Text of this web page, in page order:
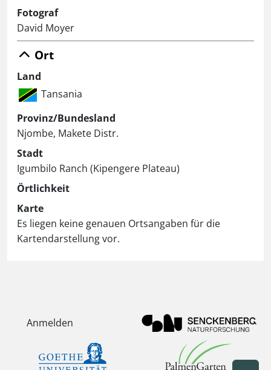
Fotograf
David Moyer
Ort
Land
Tansania
Provinz/Bundesland
Njombe, Makete Distr.
Stadt
Igumbilo Ranch (Kipengere Plateau)
Örtlichkeit
Karte
Es liegen keine genauen Ortsangaben für die
Kartendarstellung vor.
Anmelden